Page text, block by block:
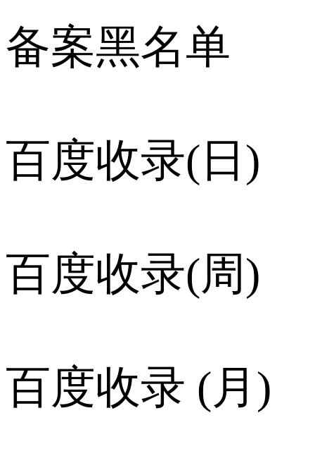
备案黑名单
百度收录(日)
百度收录(周)
百度收录 (月)